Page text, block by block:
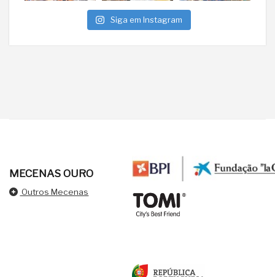
Siga em Instagram
MECENAS OURO
Outros Mecenas